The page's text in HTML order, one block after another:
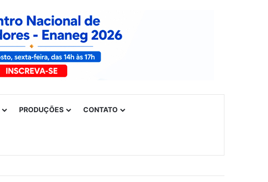
PRODUÇÕES CONTATO